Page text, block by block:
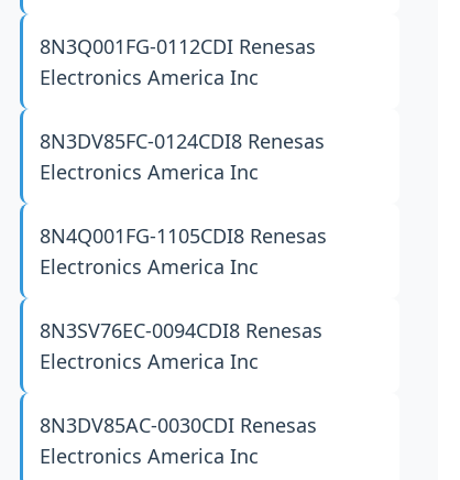
8N3Q001FG-0112CDI Renesas
Electronics America Inc
8N3DV85FC-0124CDI8 Renesas
Electronics America Inc
8N4Q001FG-1105CDI8 Renesas
Electronics America Inc
8N3SV76EC-0094CDI8 Renesas
Electronics America Inc
8N3DV85AC-0030CDI Renesas
Electronics America Inc